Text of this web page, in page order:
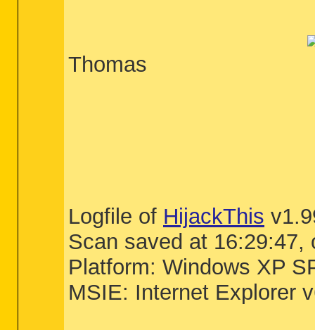
Thomas
Logfile of HijackThis
Scan saved at 16:29:47,
Platform: Windows XP
MSIE: Internet Explorer